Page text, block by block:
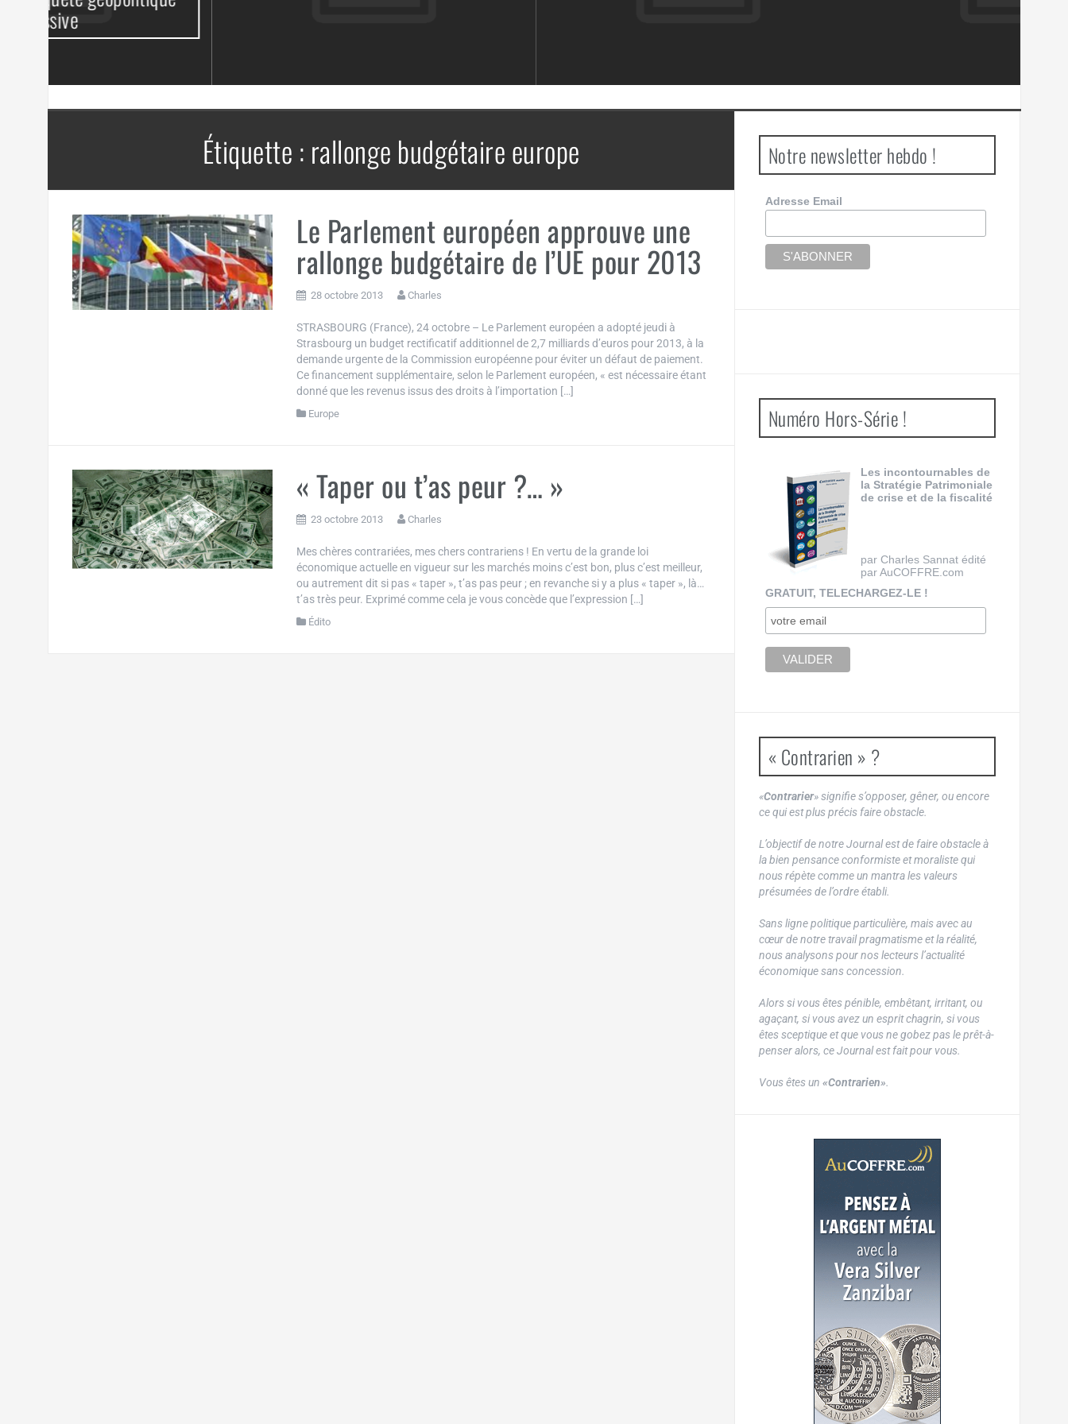
Étiquette : rallonge budgétaire europe
Le Parlement européen approuve une
rallonge budgétaire de l’UE pour 2013
28 octobre 2013 Charles
STRASBOURG (France), 24 octobre – Le Parlement européen a adopté jeudi à
Strasbourg un budget rectificatif additionnel de 2,7 milliards d’euros pour 2013, à la
demande urgente de la Commission européenne pour éviter un défaut de paiement.
Ce financement supplémentaire, selon le Parlement européen, « est nécessaire étant
donné que les revenus issus des droits à l’importation […]
Europe
« Taper ou t’as peur ?… »
23 octobre 2013 Charles
Mes chères contrariées, mes chers contrariens ! En vertu de la grande loi
économique actuelle en vigueur sur les marchés moins c’est bon, plus c’est meilleur,
ou autrement dit si pas « taper », t’as pas peur ; en revanche si y a plus « taper », là…
t’as très peur. Exprimé comme cela je vous concède que l’expression […]
Édito
Notre newsletter hebdo !
Adresse Email
Numéro Hors-Série !
Les incontournables de
la Stratégie Patrimoniale
de crise et de la fiscalité
par Charles Sannat édité
par AuCOFFRE.com
GRATUIT, TELECHARGEZ-LE !
« Contrarien » ?
«Contrarier» signifie s’opposer, gêner, ou encore
ce qui est plus précis faire obstacle.
L’objectif de notre Journal est de faire obstacle à
la bien pensance conformiste et moraliste qui
nous répète comme un mantra les valeurs
présumées de l’ordre établi.
Sans ligne politique particulière, mais avec au
cœur de notre travail pragmatisme et la réalité,
nous analysons pour nos lecteurs l’actualité
économique sans concession.
Alors si vous êtes pénible, embêtant, irritant, ou
agaçant, si vous avez un esprit chagrin, si vous
êtes sceptique et que vous ne gobez pas le prêt-à-
penser alors, ce Journal est fait pour vous.
Vous êtes un «Contrarien».